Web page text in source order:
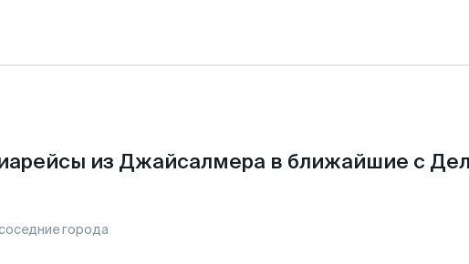
из Джайсалмера в ближайшие с
города